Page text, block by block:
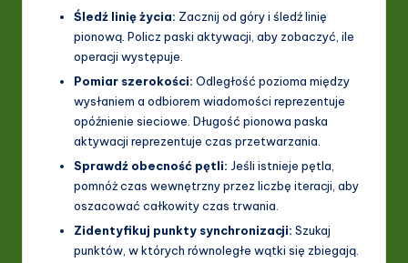
Śledź linię życia: Zacznij od góry i śledź linię
pionową. Policz paski aktywacji, aby zobaczyć, ile
operacji występuje.
Pomiar szerokości: Odległość pozioma między
wysłaniem a odbiorem wiadomości reprezentuje
opóźnienie sieciowe. Długość pionowa paska
aktywacji reprezentuje czas przetwarzania.
Sprawdź obecność pętli: Jeśli istnieje pętla,
pomnóż czas wewnętrzny przez liczbę iteracji, aby
oszacować całkowity czas trwania.
Zidentyfikuj punkty synchronizacji: Szukaj
punktów, w których równoległe wątki się zbiegają.